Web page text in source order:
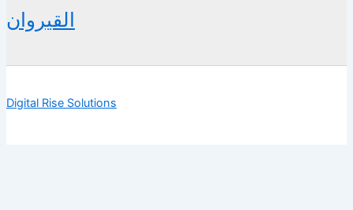
القيروان
Digital Rise Solutions